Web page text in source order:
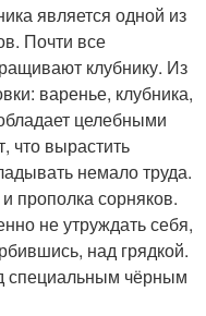
является одной из
Почти все
клубнику. Из
варенье, клубника,
целебными
что вырастить
немало труда.
прополка сорняков.
не утруждать себя,
над грядкой.
специальным чёрным